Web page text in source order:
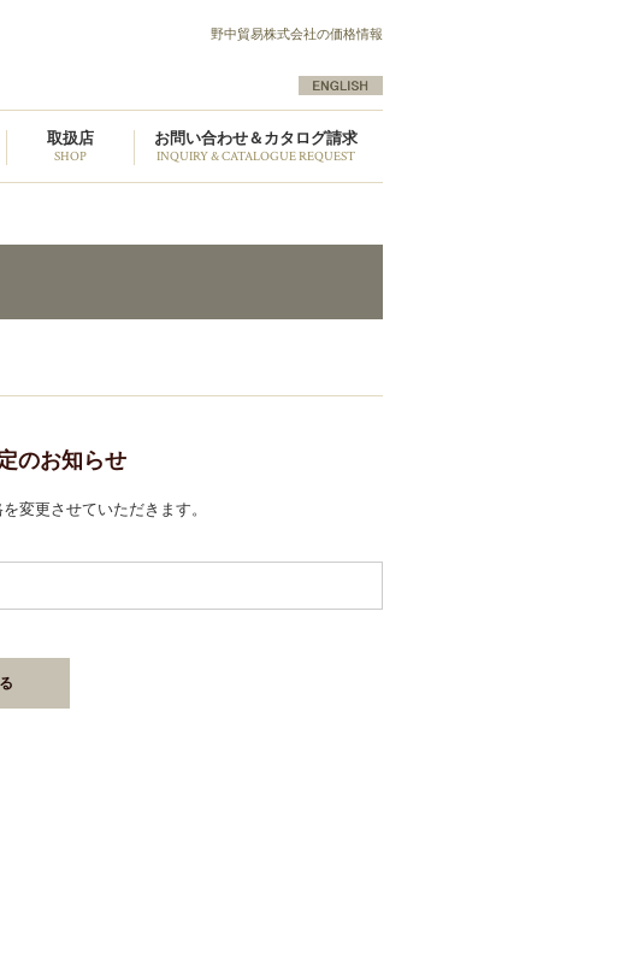
野中貿易株式会社の価格情報
取扱店
SHOP
お問い合わせ＆カタログ請求
INQUIRY & CATALOGUE REQUEST
のお知らせ
変更させていただきます。